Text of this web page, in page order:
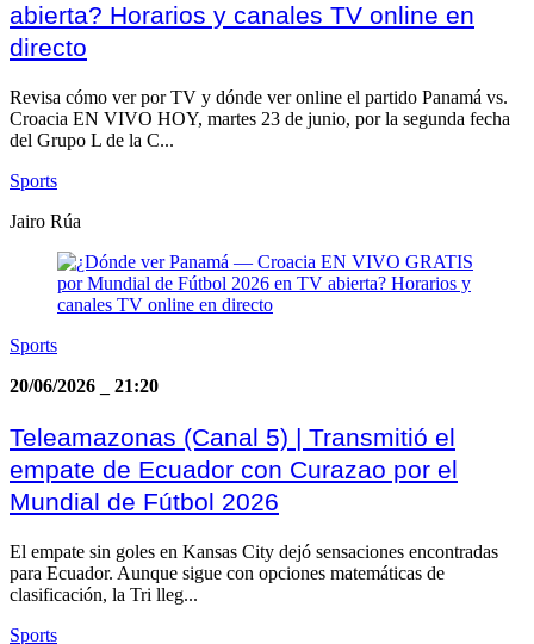
abierta? Horarios y canales TV online en
directo
Revisa cómo ver por TV y dónde ver online el partido Panamá vs.
Croacia EN VIVO HOY, martes 23 de junio, por la segunda fecha
del Grupo L de la C...
Sports
Jairo Rúa
Sports
20/06/2026
21:20
Teleamazonas (Canal 5) | Transmitió el
empate de Ecuador con Curazao por el
Mundial de Fútbol 2026
El empate sin goles en Kansas City dejó sensaciones encontradas
para Ecuador. Aunque sigue con opciones matemáticas de
clasificación, la Tri lleg...
Sports